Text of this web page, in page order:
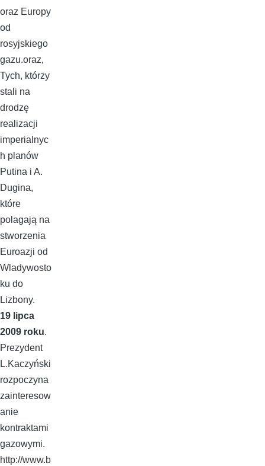
oraz Europy
od
rosyjskiego
gazu.oraz,
Tych, którzy
stali na
drodzę
realizacji
imperialnyc
h planów
Putina i A.
Dugina,
które
polagają na
stworzenia
Euroazji od
Wladywosto
ku do
Lizbony.
19 lipca
2009 roku.
Prezydent
L.Kaczyński
rozpoczyna
zainteresow
anie
kontraktami
gazowymi.
http://www.b